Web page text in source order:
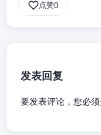
点赞0
发表回复
要发表评论，您必